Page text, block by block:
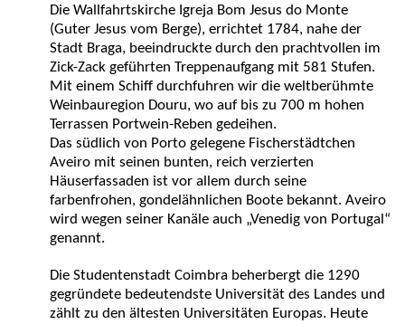
Die Wallfahrtskirche Igreja Bom Jesus do Monte
(Guter Jesus vom Berge), errichtet 1784, nahe der
Stadt Braga, beeindruckte durch den prachtvollen im
Zick-Zack geführten Treppenaufgang mit 581 Stufen.
Mit einem Schiff durchfuhren wir die weltberühmte
Weinbauregion Douru, wo auf bis zu 700 m hohen
Terrassen Portwein-Reben gedeihen.
Das südlich von Porto gelegene Fischerstädtchen
Aveiro mit seinen bunten, reich verzierten
Häuserfassaden ist vor allem durch seine
farbenfrohen, gondelähnlichen Boote bekannt. Aveiro
wird wegen seiner Kanäle auch „Venedig von Portugal“
genannt.
Die Studentenstadt Coimbra beherbergt die 1290
gegründete bedeutendste Universität des Landes und
zählt zu den ältesten Universitäten Europas. Heute